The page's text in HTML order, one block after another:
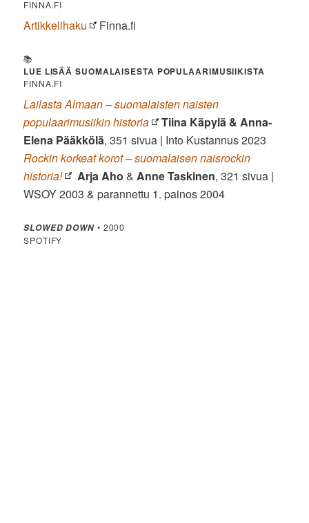
FINNA.FI
Artikkelihaku Finna.fi
📚
LUE LISÄÄ SUOMALAISESTA POPULAARIMUSIIKISTA
FINNA.FI
Lailasta Almaan – suomalaisten naisten
populaarimusiikin historia
Tiina Käpylä & Anna-
Elena Pääkkölä, 351 sivua | Into Kustannus 2023
Rockin korkeat korot – suomalaisen naisrockin
historia!
Arja Aho &Anne Taskinen, 321 sivua |
WSOY 2003 & parannettu 1. painos 2004
SLOWED DOWN• 2000
SPOTIFY